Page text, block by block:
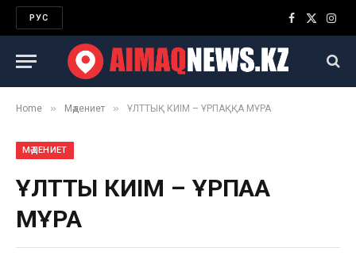
РУС
Facebook
X
Home » Мәдениет » ҰЛТТЫҚ КИІМ – ҰРПАҚҚА МҰРА
МӘДЕНИЕТ
ҰЛТТЫҚ КИІМ – ҰРПАҚҚА
МҰРА